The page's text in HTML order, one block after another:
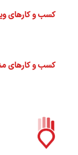
کسب و کارهای
کسب و کارهای